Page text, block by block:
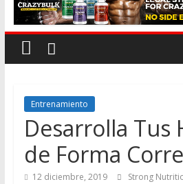
Entrenamiento
Desarrolla Tus
de Forma
12 diciembre, 2019 Strong